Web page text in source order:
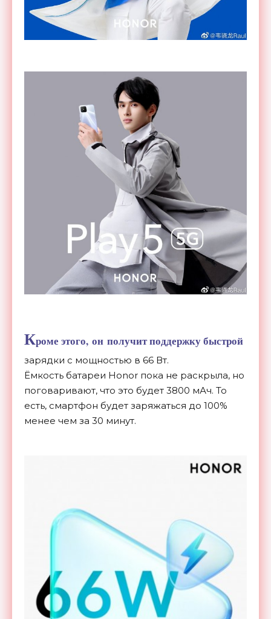
Кроме этого, он получит поддержку быстрой
зарядки с мощностью в 66 Вт.
Ёмкость батареи Honor пока не раскрыла, но
поговаривают, что это будет 3800 мАч. То
есть, смартфон будет заряжаться до 100%
менее чем за 30 минут.